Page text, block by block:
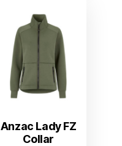
Anzac Lady FZ
Collar